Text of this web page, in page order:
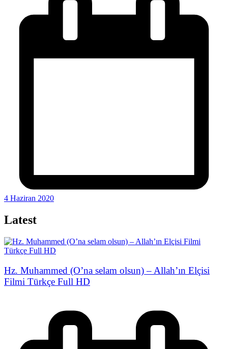
4 Haziran 2020
Latest
Hz. Muhammed (O’na selam olsun) – Allah’ın Elçisi
Filmi Türkçe Full HD